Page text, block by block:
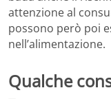
attenzione al
possono però poi
nell’alimentazione.
Qualche